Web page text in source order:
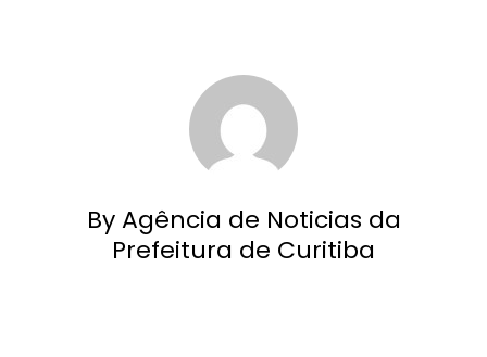
By Agência de Noticias da
Prefeitura de Curitiba